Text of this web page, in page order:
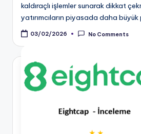
kaldıraçlı işlemler sunarak dikkat
yatırımcıların piyasada daha büyük
03/02/2026 No Comments